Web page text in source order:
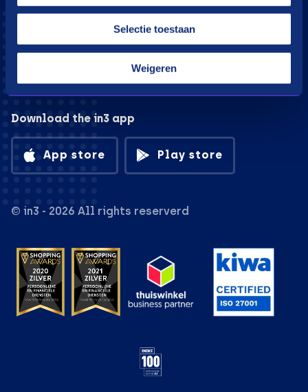
Selectie toestaan
Weigeren
Download the in3 app
App store Play store
© in3 - 2026 All rights reserverd